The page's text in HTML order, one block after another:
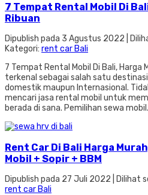
7 Tempat Rental Mobil Di
Ribuan
Dipublish pada 3 Agustus 2022 |
Kategori: rent car Bali
7 Tempat Rental Mobil Di Bali, Harga
terkenal sebagai salah satu
domestik maupun Internasional.
mencari jasa rental mobil untuk
berada di sana. Pemilihan sewa
Rent Car Di Bali Harga
Mobil + Sopir + BBM
Dipublish pada 27 Juli 2022 | Dilihat
rent car Bali